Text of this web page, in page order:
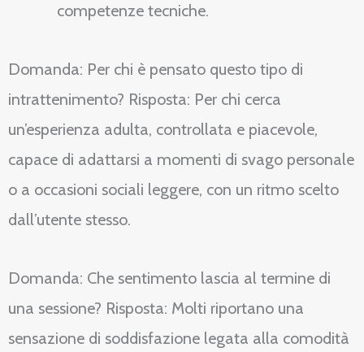
competenze tecniche.
Domanda: Per chi è pensato questo tipo di
intrattenimento? Risposta: Per chi cerca
un’esperienza adulta, controllata e piacevole,
capace di adattarsi a momenti di svago personale
o a occasioni sociali leggere, con un ritmo scelto
dall’utente stesso.
Domanda: Che sentimento lascia al termine di
una sessione? Risposta: Molti riportano una
sensazione di soddisfazione legata alla comodità